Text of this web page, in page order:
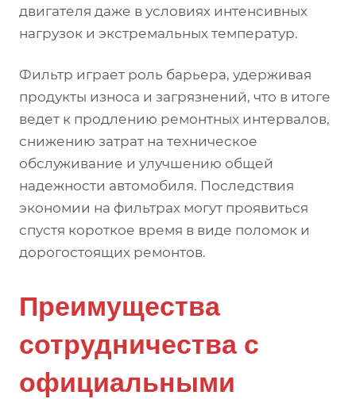
двигателя даже в условиях интенсивных
нагрузок и экстремальных температур.
Фильтр играет роль барьера, удерживая
продукты износа и загрязнений, что в итоге
ведет к продлению ремонтных интервалов,
снижению затрат на техническое
обслуживание и улучшению общей
надежности автомобиля. Последствия
экономии на фильтрах могут проявиться
спустя короткое время в виде поломок и
дорогостоящих ремонтов.
Преимущества
сотрудничества с
официальными